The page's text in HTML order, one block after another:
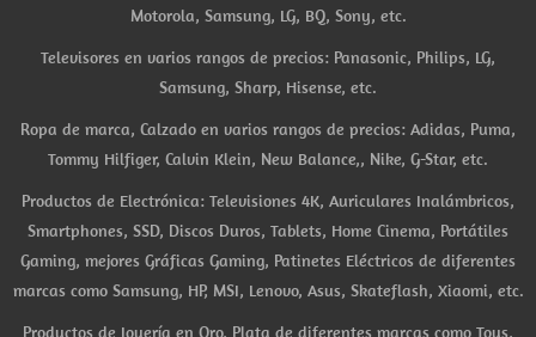
Motorola, Samsung, LG, BQ, Sony, etc.
Televisores en varios rangos de precios: Panasonic, Philips, LG,
Samsung, Sharp, Hisense, etc.
Ropa de marca, Calzado en varios rangos de precios: Adidas, Puma,
Tommy Hilfiger, Calvin Klein, New Balance,, Nike, G-Star, etc.
Productos de Electrónica: Televisiones 4K, Auriculares Inalámbricos,
Smartphones, SSD, Discos Duros, Tablets, Home Cinema, Portátiles
Gaming, mejores Gráficas Gaming, Patinetes Eléctricos de diferentes
marcas como Samsung, HP, MSI, Lenovo, Asus, Skateflash, Xiaomi, etc.
Productos de Joyería en Oro, Plata de diferentes marcas como Tous,